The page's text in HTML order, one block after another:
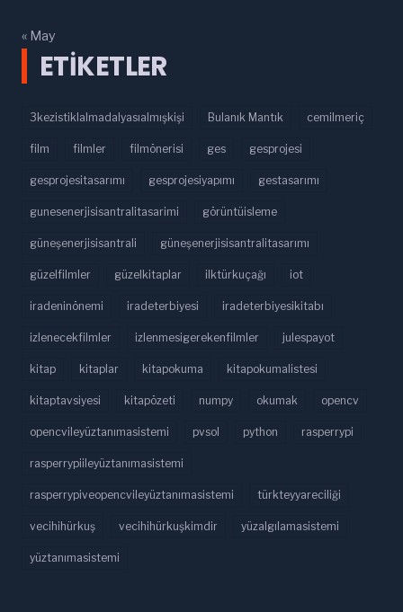
« May
ETIKETLER
3kezistiklalmadalyasıalmışkişi Bulanık Mantık cemilmeriç
film filmler filmönerisi ges gesprojesi
gesprojesitasarımı gesprojesiyapımı gestasarımı
gunesenerjisisantralitasarimi görüntüisleme
güneşenerjisisantrali güneşenerjisisantralitasarımı
güzelfilmler güzelkitaplar ilktürkuçağı iot
iradeninönemi iradeterbiyesi iradeterbiyesikitabı
izlenecekfilmler izlenmesigerekenfilmler julespayot
kitap kitaplar kitapokuma kitapokumalistesi
kitaptavsiyesi kitapözeti numpy okumak opencv
opencvileyüztanımasistemi pvsol python rasperrypi
rasperrypiileyüztanımasistemi
rasperrypiveopencvileyüztanımasistemi türkteyyareciliği
vecihihürkuş vecihihürkuşkimdir yüzalgılamasistemi
yüztanımasistemi